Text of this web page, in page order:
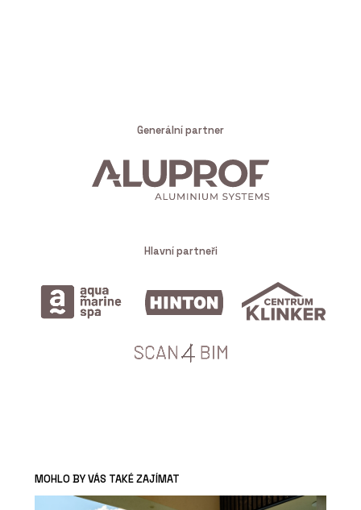
Generální partner
Hlavní partneři
MOHLO BY VÁS TAKÉ ZAJÍMAT